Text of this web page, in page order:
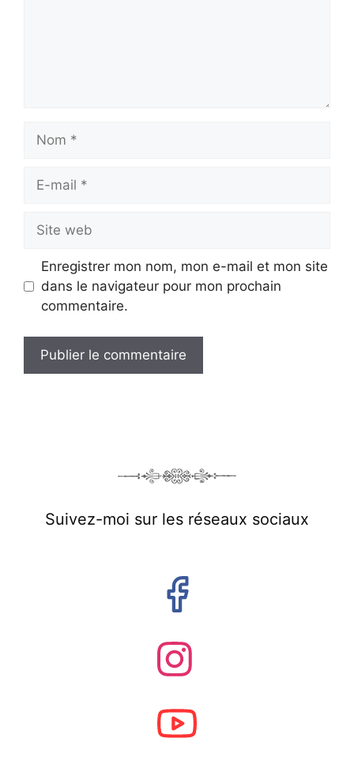
Nom
Site
web
Enregistrer mon nom, mon e-mail et mon site
dans le navigateur pour mon prochain
commentaire.
Suivez-moi sur les réseaux sociaux